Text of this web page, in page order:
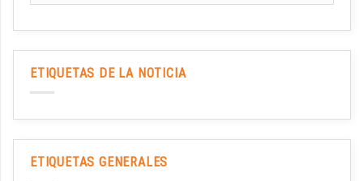
ETIQUETAS DE LA NOTICIA
ETIQUETAS GENERALES